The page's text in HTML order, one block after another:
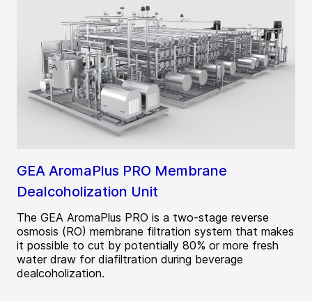
GEA AromaPlus PRO Membrane
Dealcoholization Unit
The GEA AromaPlus PRO is a two-stage reverse
osmosis (RO) membrane filtration system that makes
it possible to cut by potentially 80% or more fresh
water draw for diafiltration during beverage
dealcoholization.